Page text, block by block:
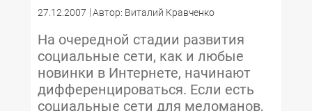
27.12.2007 Автор: Виталий Кравченко
На очередной стадии развития
социальные сети, как и любые
новинки в Интернете, начинают
дифференцироваться. Если есть
социальные сети для меломанов,